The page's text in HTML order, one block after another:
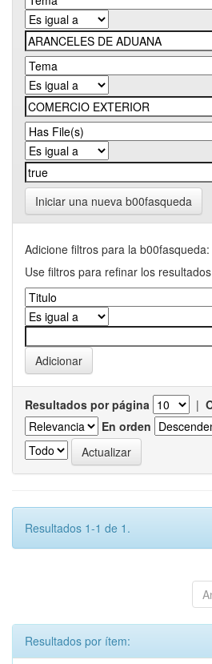
Iniciar una nueva b00fasqueda
Adicione filtros para la b00fasqueda:
Use filtros para refinar los
Resultados por página |
En orden
Resultados 1-1 de 1.
Resultados por ítem: